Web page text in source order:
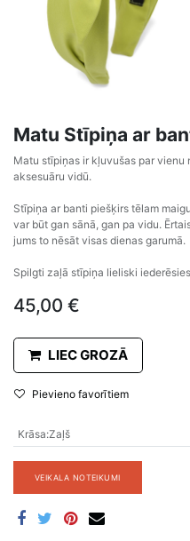
Matu Stīpiņa ar
Matu stīpiņas ir kļuvušas par vienu
aksesuāru vidū.
Stīpiņa ar banti piešķirs tēlam
var būt gan sānā, gan pa vidu.
jums to nēsāt visas dienas garumā.
Spilgti zaļā stīpiņa lieliski
45,00 €
LIEC GROZĀ
Pievieno favorītiem
Krāsa:Zaļš
VEIKALA NOTEIKUMI